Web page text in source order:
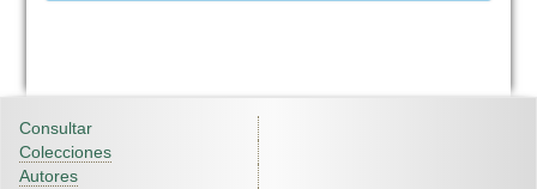
Consultar
Colecciones
Autores